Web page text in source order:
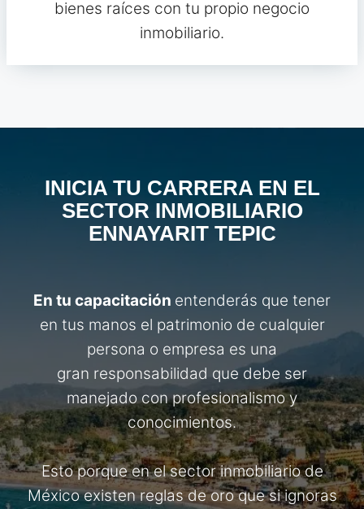
bienes raíces con tu propio negocio
inmobiliario.
INICIA TU CARRERA EN EL
SECTOR INMOBILIARIO
ENNAYARIT TEPIC
En tu capacitación entenderás que tener
en tus manos el patrimonio de cualquier
persona o empresa es una
gran responsabilidad que debe ser
manejado con profesionalismo y
conocimientos.
Esto porque en el sector inmobiliario de
México existen reglas de oro que si ignoras